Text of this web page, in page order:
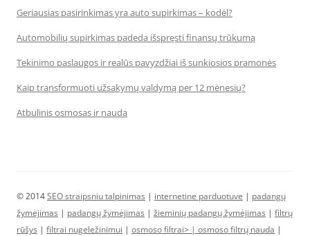
Geriausias pasirinkimas yra auto supirkimas – kodėl?
Automobilių supirkimas padeda išspręsti finansų trūkumą
Tekinimo paslaugos ir realūs pavyzdžiai iš sunkiosios pramonės
Kaip transformuoti užsakymų valdymą per 12 mėnesių?
Atbulinis osmosas ir nauda
© 2014SEO straipsniu talpinimas | internetine parduotuve | padangų
žymėjimas | padangų žymėjimas | žieminių padangų žymėjimas | filtrų
rūšys | filtrai nugeležinimui | osmoso filtrai> | osmoso filtrų nauda |